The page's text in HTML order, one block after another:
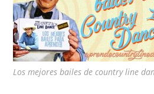
Los mejores bailes de country line